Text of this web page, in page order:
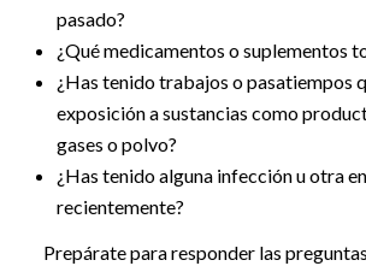
pasado?
¿Qué medicamentos o suplementos
¿Has tenido trabajos o pasatiempos
exposición a sustancias como
gases o polvo?
¿Has tenido alguna infección u otra
recientemente?
Prepárate para responder las